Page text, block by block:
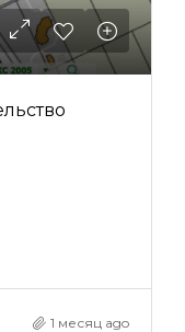
1 месяц ago